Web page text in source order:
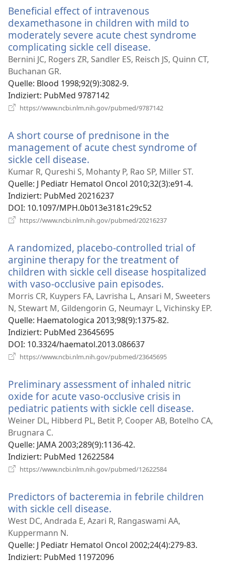
Beneficial effect of intravenous
dexamethasone in children with mild to
moderately severe acute chest syndrome
complicating sickle cell disease.
neues
Bernini JC, Rogers ZR, Sandler ES, Reisch JS, Quinn CT,
Buchanan GR.
Quelle‎: Blood 1998;92(9):3082-9.
Indiziert‎: PubMed 9787142
https://www.ncbi.nlm.nih.gov/pubmed/9787142
A short course of prednisone in the
management of acute chest syndrome of
sickle cell disease.
neues
Fenster)
Kumar R, Qureshi S, Mohanty P, Rao SP, Miller ST.
Quelle‎: J Pediatr Hematol Oncol 2010;32(3):e91-4.
Indiziert‎: PubMed 20216237
DOI‎: 10.1097/MPH.0b013e3181c29c52
https://www.ncbi.nlm.nih.gov/pubmed/20216237
A randomized, placebo-controlled trial of
arginine therapy for the treatment of
children with sickle cell disease hospitalized
with vaso-occlusive pain episodes.
neues
Fenster)
Morris CR, Kuypers FA, Lavrisha L, Ansari M, Sweeters
N, Stewart M, Gildengorin G, Neumayr L, Vichinsky EP.
Quelle‎: Haematologica 2013;98(9):1375-82.
Indiziert‎: PubMed 23645695
DOI‎: 10.3324/haematol.2013.086637
https://www.ncbi.nlm.nih.gov/pubmed/23645695
Preliminary assessment of inhaled nitric
oxide for acute vaso-occlusive crisis in
pediatric patients with sickle cell disease.
neues
Weiner DL, Hibberd PL, Betit P, Cooper AB, Botelho CA,
Brugnara C.
Quelle‎: JAMA 2003;289(9):1136-42.
Indiziert‎: PubMed 12622584
https://www.ncbi.nlm.nih.gov/pubmed/12622584
Predictors of bacteremia in febrile children
with sickle cell disease.
neues
West DC, Andrada E, Azari R, Rangaswami AA,
Kuppermann N.
Quelle‎: J Pediatr Hematol Oncol 2002;24(4):279-83.
Indiziert‎: PubMed 11972096